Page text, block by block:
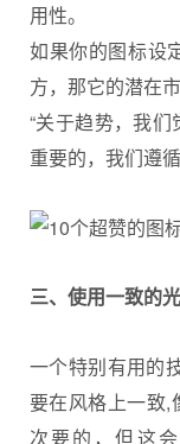
用性。
如果你的图标设
方，那它的潜在
“关于趋势，我
重要的，我们遵
三、 使用一致的
一个特别有用的
要在风格上一致,
次要的，但这